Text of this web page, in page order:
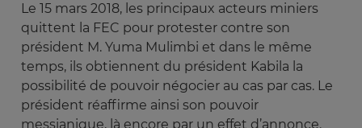
Le 15 mars 2018, les principaux acteurs miniers
quittent la FEC pour protester contre son
président M. Yuma Mulimbi et dans le même
temps, ils obtiennent du président Kabila la
possibilité de pouvoir négocier au cas par cas. Le
président réaffirme ainsi son pouvoir
messianique, là encore par un effet d’annonce.